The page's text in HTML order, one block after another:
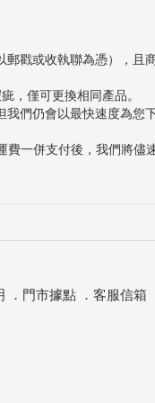
戳或收執聯為憑），且
，僅可更換相同產品。
們仍會以最快速度為您
一併支付後，我們將儘
． 門市據點． 客服信箱